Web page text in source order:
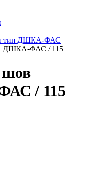
тип ДШКА-ФАС
ДШКА‐ФАС / 115
/ 115